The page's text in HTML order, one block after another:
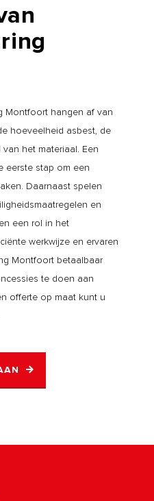
Montfoort hangen af van
hoeveelheid asbest, de
het materiaal. Een
eerste stap om een
Daarnaast spelen
en
een rol in het
werkwijze en ervaren
Montfoort betaalbaar
te doen aan
offerte op maat kunt u